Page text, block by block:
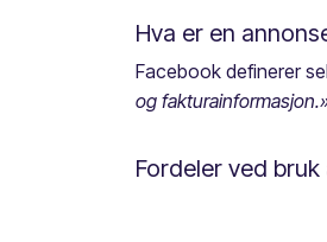
Hva er en
Facebook definerer
og
Fordeler ved